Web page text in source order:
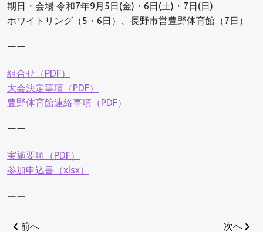
期日・会場 令和7年9月5日(金)・6日(土)・7日(日)
ホワイトリング（5・6日）、長野市営豊野体育館（7日）
ーー
組合せ（PDF）
大会決定事項（PDF）
豊野体育館連絡事項（PDF）
ーー
実施要項（PDF）
参加申込書（xlsx）
ーー
投前へ 次へ